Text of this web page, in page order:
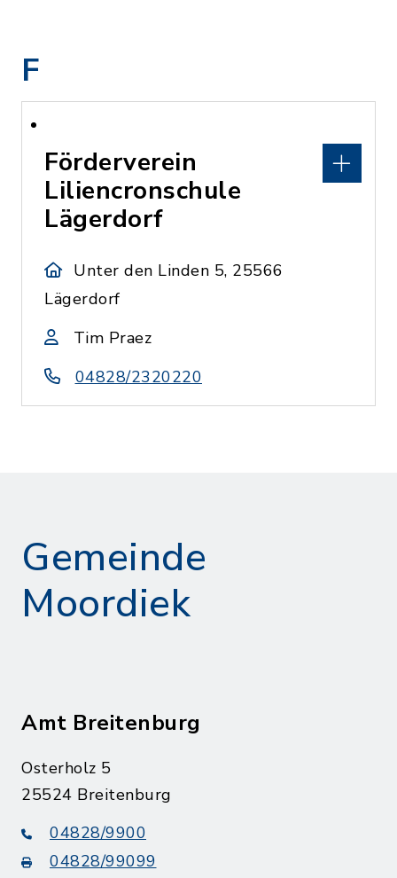
F
Förderverein
Liliencronschule
Lägerdorf
Unter den Linden 5, 25566
Lägerdorf
Tim Praez
04828/2320220
Gemeinde
Moordiek
Amt Breitenburg
Osterholz 5
25524 Breitenburg
04828/9900
04828/99099